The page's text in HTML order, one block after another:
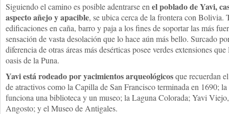
Siguiendo el camino es posible adentrarse en el poblado de Yavi,
aspecto añejo y apacible, se ubica cerca de la frontera con Bolivia.
edificaciones en caña, barro y paja a los fines de soportar las más
sensación de vasta desolación que lo hace aún más bello. Surcado
diferencia de otras áreas más desérticas posee verdes extensiones
oasis de la Puna.
Yavi está rodeado por yacimientos arqueológicosque recuerdan
de atractivos como la Capilla de San Francisco terminada en 1690;
funciona una biblioteca y un museo; la Laguna Colorada; Yavi
Angosto; y el Museo de Antigales.